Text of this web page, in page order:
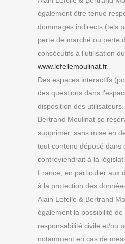
également être tenue
dommages indirects (tels
perte de marché ou perte
consécutifs à l’utilisation
www.lefellemoulinat.fr.
Des espaces interactifs
des questions dans
disposition des
Bertrand Moulinat se
supprimer, sans mise en
tout contenu déposé dans
contreviendrait à la
France, en particulier aux
à la protection des
Alain Lefelle & Bertrand
également la possibilité
responsabilité civile et/ou
notamment en cas de